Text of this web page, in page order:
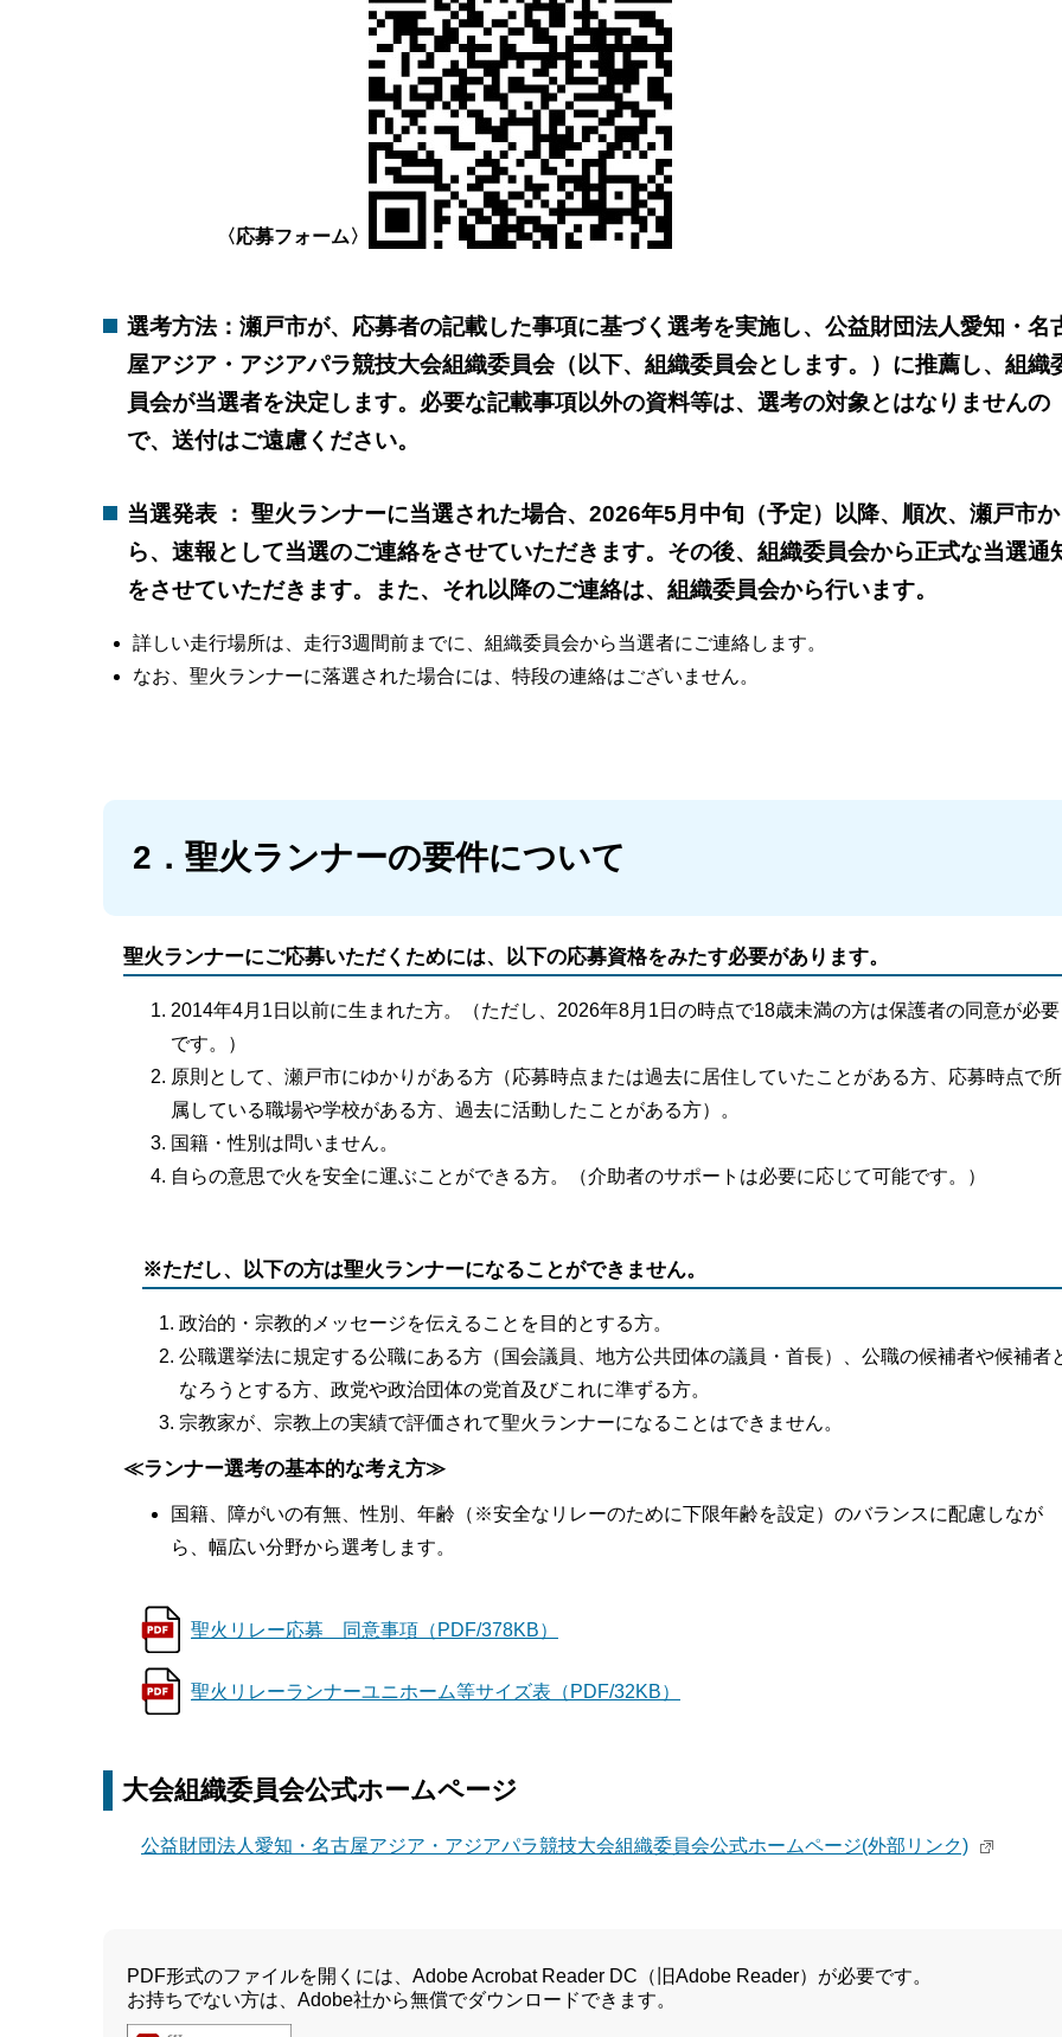
〈応募フォーム〉
選考方法：瀬戸市が、応募者の記載した事項に基づく選考を実施し、公益財団法人愛知・名
屋アジア・アジアパラ競技大会組織委員会（以下、組織委員会とします。）に推薦し、組織
員会が当選者を決定します。必要な記載事項以外の資料等は、選考の対象とはなりませんの
で、送付はご遠慮ください。
当選発表 ： 聖火ランナーに当選された場合、2026年5月中旬（予定）以降、順次、瀬戸市か
ら、速報として当選のご連絡をさせていただきます。その後、組織委員会から正式な当選通
をさせていただきます。また、それ以降のご連絡は、組織委員会から行います。
詳しい走行場所は、走行3週間前までに、組織委員会から当選者にご連絡します。
なお、聖火ランナーに落選された場合には、特段の連絡はございません。
2．聖火ランナーの要件について
聖火ランナーにご応募いただくためには、以下の応募資格をみたす必要があります。
2014年4月1日以前に生まれた方。（ただし、2026年8月1日の時点で18歳未満の方は保護者の同意が必要
です。）
原則として、瀬戸市にゆかりがある方（応募時点または過去に居住していたことがある方、応募時点で所
属している職場や学校がある方、過去に活動したことがある方）。
国籍・性別は問いません。
自らの意思で火を安全に運ぶことができる方。（介助者のサポートは必要に応じて可能です。）
※ただし、以下の方は聖火ランナーになることができません。
政治的・宗教的メッセージを伝えることを目的とする方。
公職選挙法に規定する公職にある方（国会議員、地方公共団体の議員・首長）、公職の候補者や候補者
なろうとする方、政党や政治団体の党首及びこれに準ずる方。
宗教家が、宗教上の実績で評価されて聖火ランナーになることはできません。
≪ランナー選考の基本的な考え方≫
国籍、障がいの有無、性別、年齢（※安全なリレーのために下限年齢を設定）のバランスに配慮しなが
ら、幅広い分野から選考します。
聖火リレー応募 同意事項（PDF/378KB）
聖火リレーランナーユニホーム等サイズ表（PDF/32KB）
大会組織委員会公式ホームページ
公益財団法人愛知・名古屋アジア・アジアパラ競技大会組織委員会公式ホームページ(外部リンク)
PDF形式のファイルを開くには、Adobe Acrobat Reader DC（旧Adobe Reader）が必要です。
お持ちでない方は、Adobe社から無償でダウンロードできます。